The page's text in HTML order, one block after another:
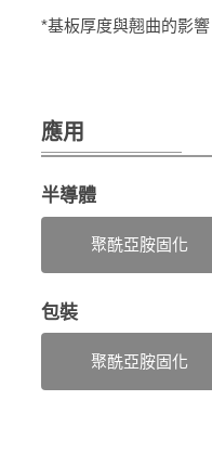
*基板厚度與翹曲的影
應用
半導體
聚酰亞胺固化
包裝
聚酰亞胺固化